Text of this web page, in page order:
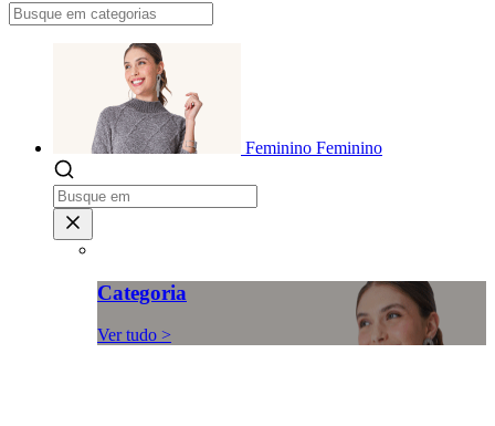
Feminino Feminino
Categoria
Ver tudo >